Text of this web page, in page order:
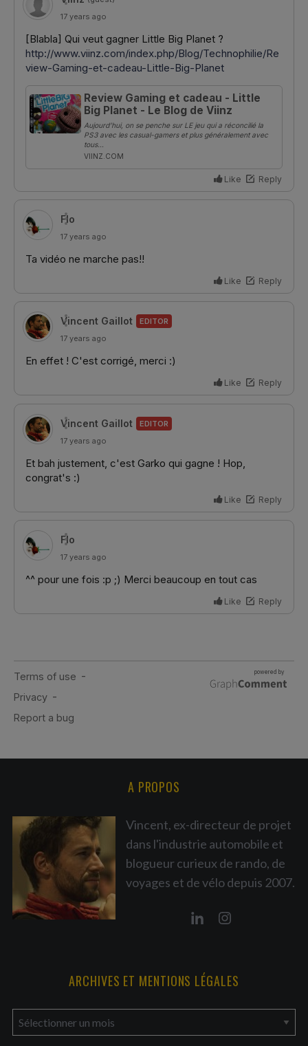
A PROPOS
Vincent, ex-directeur de projet
dans l'industrie automobile et
blogueur curieux de rando, de
voyages et de vélo depuis 2007.
ARCHIVES ET MENTIONS LÉGALES
r